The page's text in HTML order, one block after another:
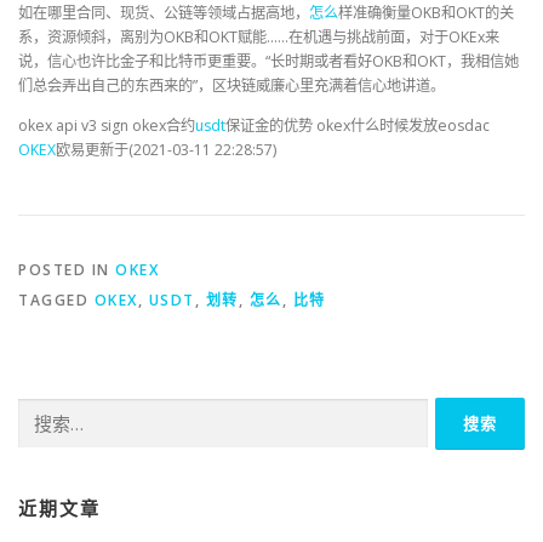
如在哪里合同、现货、公链等领域占据高地， 怎么样准确衡量OKB和OKT的关
系，资源倾斜，离别为OKB和OKT赋能……在机遇与挑战前面，对于OKEx来
说，信心也许比金子和比特币更重要。“长时期或者看好OKB和OKT，我相信她
们总会弄出自己的东西来的”，区块链威廉心里充满着信心地讲道。
okex api v3 sign okex合约usdt保证金的优势 okex什么时候发放eosdac
OKEX欧易更新于(2021-03-11 22:28:57)
POSTED IN OKEX
TAGGED OKEX, USDT , 划转, 怎么, 比特
索：
近期文章